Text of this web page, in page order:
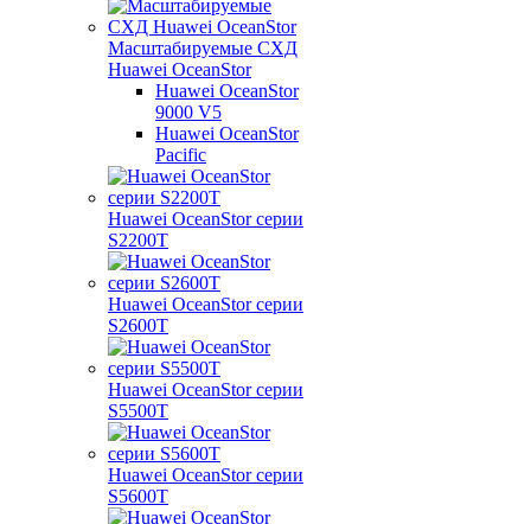
Масштабируемые СХД
Huawei OceanStor
Huawei OceanStor
9000 V5
Huawei OceanStor
Pacific
Huawei OceanStor серии
S2200T
Huawei OceanStor серии
S2600T
Huawei OceanStor серии
S5500T
Huawei OceanStor серии
S5600T